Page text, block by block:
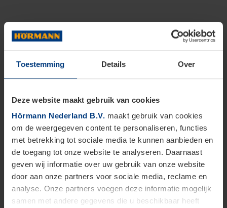
Toestemming Details Over
Deze website maakt gebruik van cookies
Hörmann Nederland B.V. maakt gebruik van cookies
om de weergegeven content te personaliseren, functies
met betrekking tot sociale media te kunnen aanbieden en
de toegang tot onze website te analyseren. Daarnaast
geven wij informatie over uw gebruik van onze website
door aan onze partners voor sociale media, reclame en
analyse. Onze partners voegen deze informatie mogelijk
samen met andere gegevens die u beschikbaar heeft